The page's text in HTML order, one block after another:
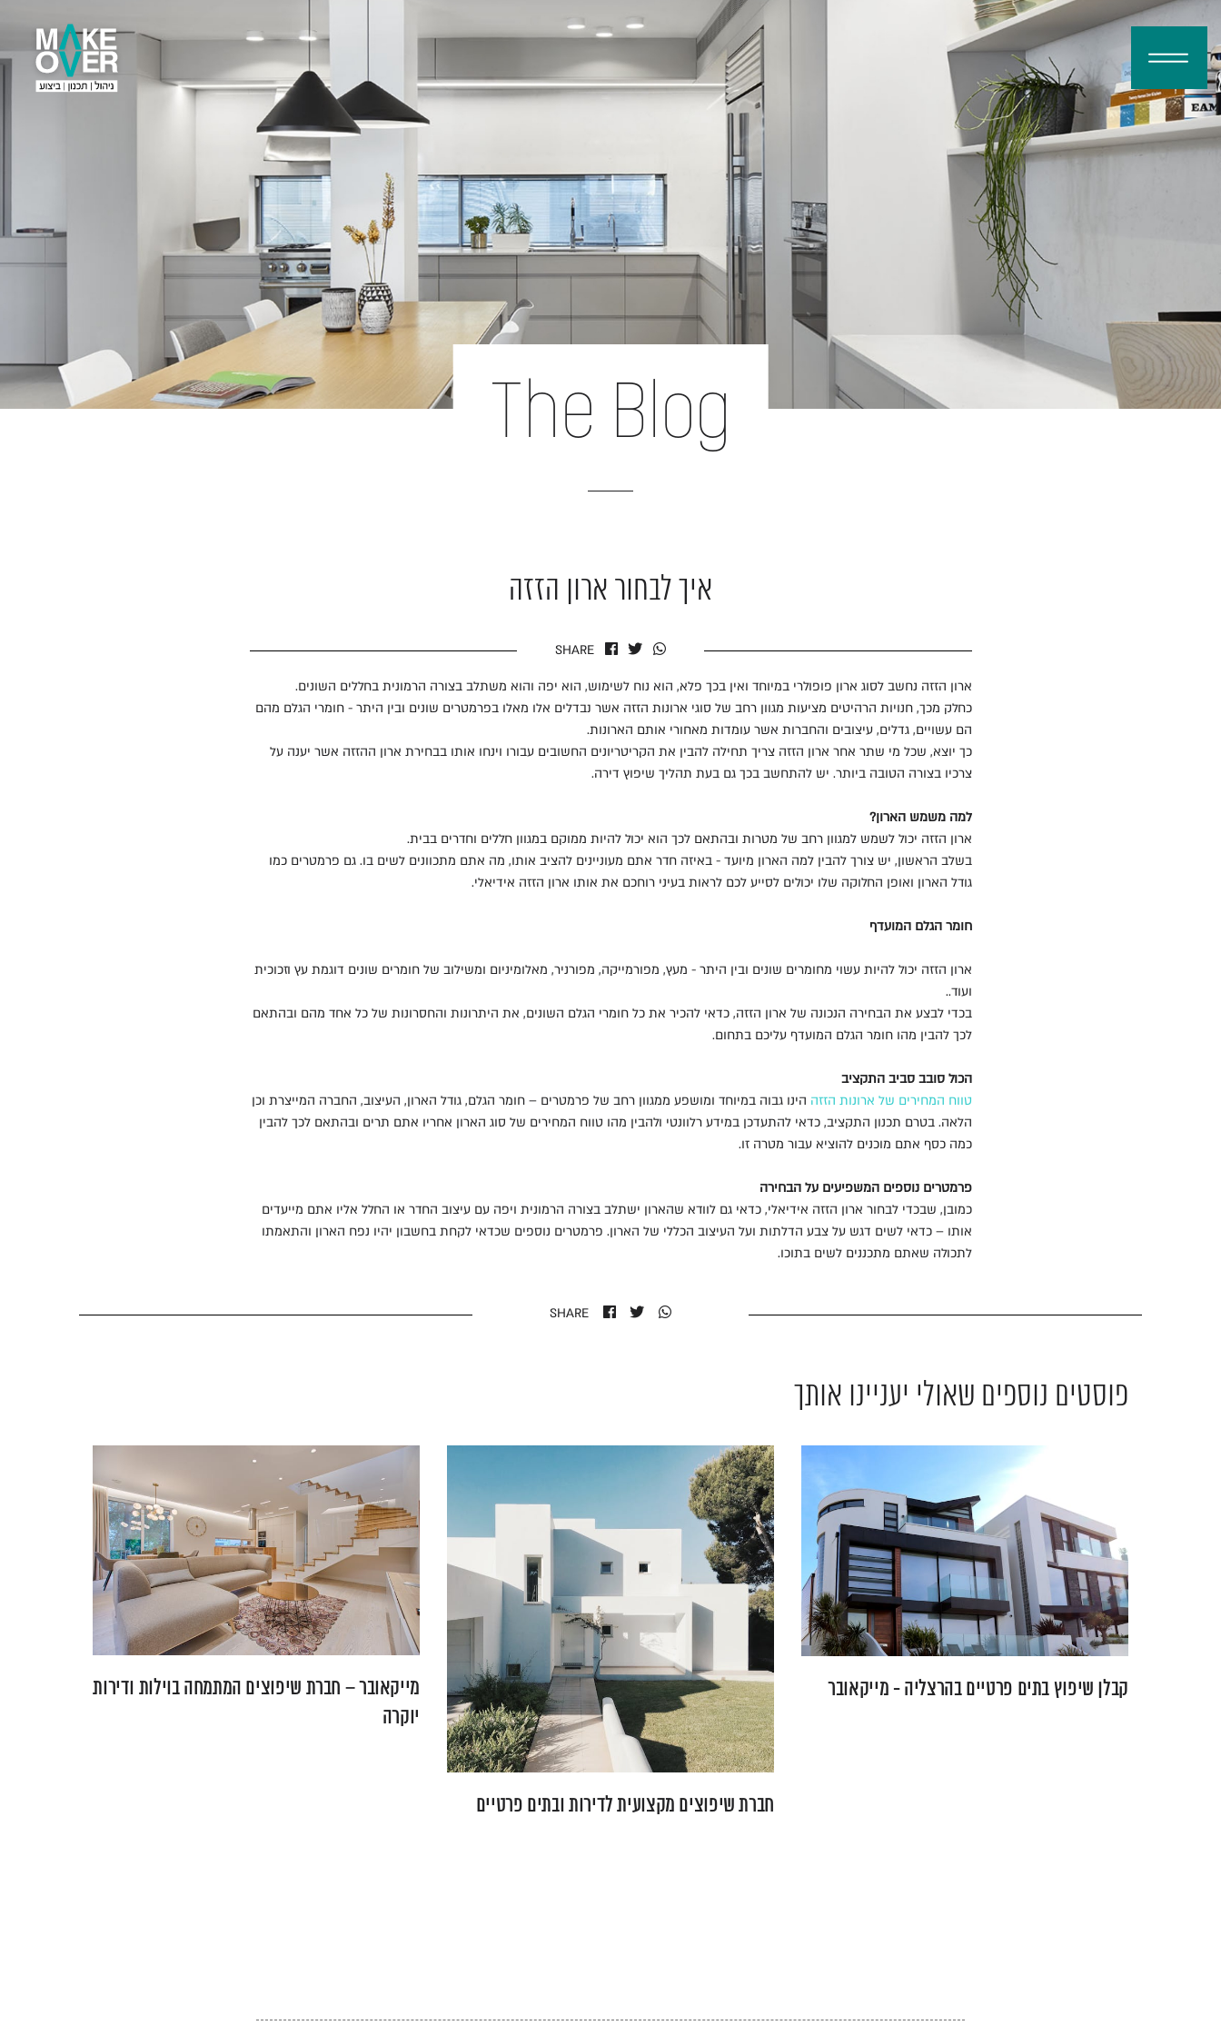
דלג לסרגל הניווט
דלג לתוכן
The Blog
איך לבחור ארון הזזה
SHARE
ארון הזזה נחשב לסוג ארון פופולרי במיוחד ואין בכך פלא, הוא נוח לשימוש, הוא יפה והוא משתלב בצורה הרמונית בחללים השונים.
כחלק מכך, חנויות הרהיטים מציעות מגוון רחב של סוגי ארונות הזזה אשר נבדלים אלו מאלו בפרמטרים שונים ובין היתר - חומרי הגלם מהם
הם עשויים, גדלים, עיצובים והחברות אשר עומדות מאחורי אותם הארונות.
כך יוצא, שכל מי שתר אחר ארון הזזה צריך תחילה להבין את הקריטריונים החשובים עבורו וינחו אותו בבחירת ארון ההזזה אשר יענה על
צרכיו בצורה הטובה ביותר. יש להתחשב בכך גם בעת תהליך שיפוץ דירה.
למה משמש הארון?
ארון הזזה יכול לשמש למגוון רחב של מטרות ובהתאם לכך הוא יכול להיות ממוקם במגוון חללים וחדרים בבית.
בשלב הראשון, יש צורך להבין למה הארון מיועד - באיזה חדר אתם מעוניינים להציב אותו, מה אתם מתכוונים לשים בו. גם פרמטרים כמו
גודל הארון ואופן החלוקה שלו יכולים לסייע לכם לראות בעיני רוחכם את אותו ארון הזזה אידיאלי.
חומר הגלם המועדף
ארון הזזה יכול להיות עשוי מחומרים שונים ובין היתר - מעץ, מפורמייקה, מפורניר, מאלומיניום ומשילוב של חומרים שונים דוגמת עץ וזכוכית
ועוד..
בכדי לבצע את הבחירה הנכונה של ארון הזזה, כדאי להכיר את כל חומרי הגלם השונים, את היתרונות והחסרונות של כל אחד מהם ובהתאם
לכך להבין מהו חומר הגלם המועדף עליכם בתחום.
הכול סובב סביב התקציב
טווח המחירים של ארונות הזזה הינו גבוה במיוחד ומושפע ממגוון רחב של פרמטרים – חומר הגלם, גודל הארון, העיצוב, החברה המייצרת וכן
הלאה. בטרם תכנון התקציב, כדאי להתעדכן במידע רלוונטי ולהבין מהו טווח המחירים של סוג הארון אחריו אתם תרים ובהתאם לכך להבין
כמה כסף אתם מוכנים להוציא עבור מטרה זו.
פרמטרים נוספים המשפיעים על הבחירה
כמובן, שבכדי לבחור ארון הזזה אידיאלי, כדאי גם לוודא שהארון ישתלב בצורה הרמונית ויפה עם עיצוב החדר או החלל אליו אתם מייעדים
אותו – כדאי לשים דגש על צבע הדלתות ועל העיצוב הכללי של הארון. פרמטרים נוספים שכדאי לקחת בחשבון יהיו נפח הארון והתאמתו
לתכולה שאתם מתכננים לשים בתוכו.
SHARE
פוסטים נוספים שאולי יעניינו אותך
מייקאובר – חברת שיפוצים המתמחה בוילות ודירות
יוקרה
חברת שיפוצים מקצועית לדירות ובתים פרטיים
קבלן שיפוץ בתים פרטיים בהרצליה - מייקאובר